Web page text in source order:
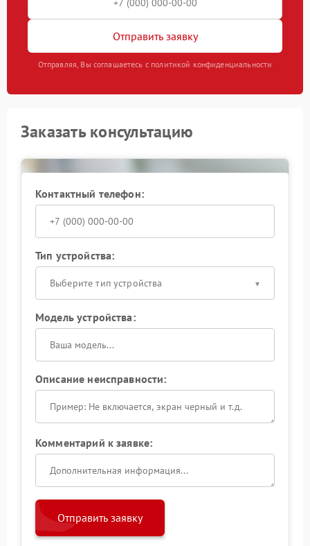
Отправить заявку
Отправляя, Вы соглашаетесь с политикой конфиденциальности
Заказать консультацию
Контактный телефон:
Тип устройства:
Выберите тип устройства
Модель устройства:
Описание неисправности:
Комментарий к заявке:
Отправить заявку